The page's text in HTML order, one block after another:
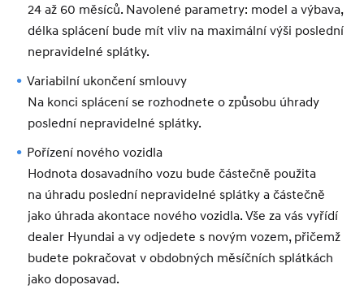
24 až 60 měsíců. Navolené parametry: model a výbava,
délka splácení bude mít vliv na maximální výši poslední
nepravidelné splátky.
Variabilní ukončení smlouvy
Na konci splácení se rozhodnete o způsobu úhrady
poslední nepravidelné splátky.
Pořízení nového vozidla
Hodnota dosavadního vozu bude částečně použita
na úhradu poslední nepravidelné splátky a částečně
jako úhrada akontace nového vozidla. Vše za vás vyřídí
dealer Hyundai a vy odjedete s novým vozem, přičemž
budete pokračovat v obdobných měsíčních splátkách
jako doposavad.